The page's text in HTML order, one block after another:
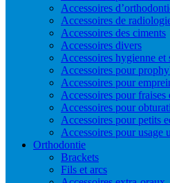
Accessoires
Accessoires de
Accessoires des ciments
Accessoires divers
Accessoires hygienne et
Accessoires pour
Accessoires pour
Accessoires pour fraises
Accessoires pour
Accessoires pour petits
Accessoires pour usage
Orthodontie
Brackets
Fils et arcs